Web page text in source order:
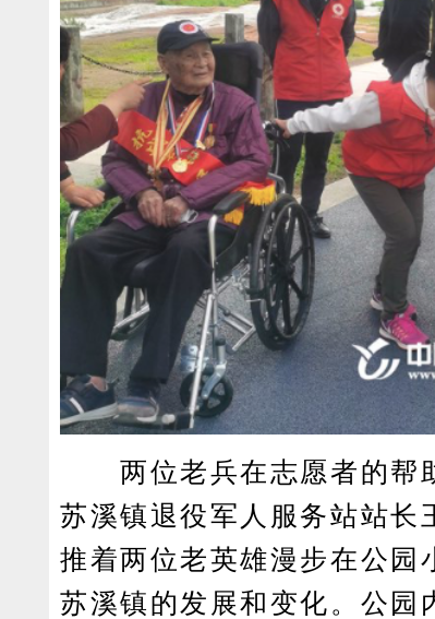
两位老兵在志愿者的帮助
苏溪镇退役军人服务站站长
推着两位老英雄漫步在公园
苏溪镇的发展和变化。公园